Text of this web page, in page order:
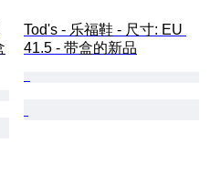
Tod's - 乐福鞋 - 尺寸: EU
41.5 - 带盒的新品